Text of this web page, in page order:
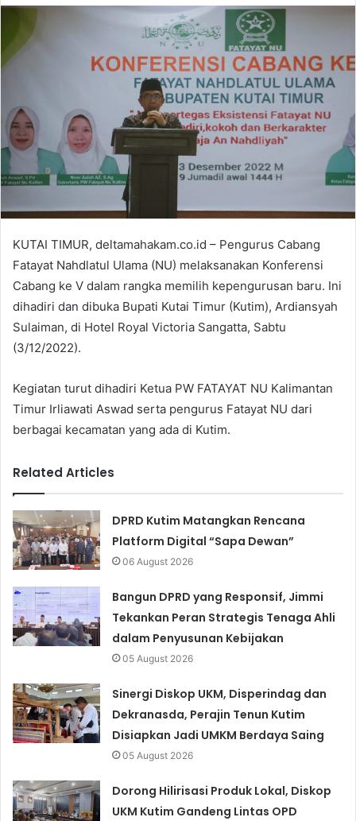
d
e
i
KUTAI TIMUR, deltamahakam.co.id – Pengurus Cabang
Fatayat Nahdlatul Ulama (NU) melaksanakan Konferensi
Cabang ke V dalam rangka memilih kepengurusan baru. Ini
dihadiri dan dibuka Bupati Kutai Timur (Kutim), Ardiansyah
Sulaiman, di Hotel Royal Victoria Sangatta, Sabtu
(3/12/2022).
Kegiatan turut dihadiri Ketua PW FATAYAT NU Kalimantan
Timur Irliawati Aswad serta pengurus Fatayat NU dari
berbagai kecamatan yang ada di Kutim.
Related Articles
DPRD Kutim Matangkan Rencana
Platform Digital “Sapa Dewan”
06 August 2026
Bangun DPRD yang Responsif, Jimmi
Tekankan Peran Strategis Tenaga Ahli
dalam Penyusunan Kebijakan
05 August 2026
Sinergi Diskop UKM, Disperindag dan
Dekranasda, Perajin Tenun Kutim
Disiapkan Jadi UMKM Berdaya Saing
05 August 2026
Dorong Hilirisasi Produk Lokal, Diskop
UKM Kutim Gandeng Lintas OPD